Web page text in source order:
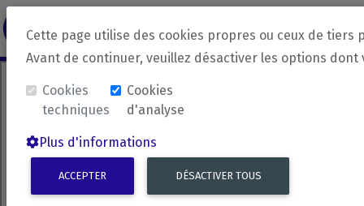
revirada Langue source Langue
Cette page utilise des cookies propres ou ceux de
Avant de continuer, veuillez désactiver les options dont
Cookies
techniques
Cookies
d'analyse
Plus d'informations
ACCEPTER DÉSACTIVER TOUS